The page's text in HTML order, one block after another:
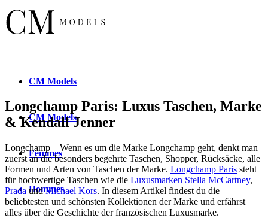
CM Models
CM Models
Femmes
Hommes
Longchamp Paris: Luxus Taschen, Marke
& Kendall Jenner
Longchamp – Wenn es um die Marke Longchamp geht, denkt man
zuerst an die besonders begehrte Taschen, Shopper, Rücksäcke, alle
Formen und Arten von Taschen der Marke. Longchamp Paris steht
für hochwertige Taschen wie die Luxusmarken Stella McCartney,
Prada undMichael Kors. In diesem Artikel findest du die
beliebtesten und schönsten Kollektionen der Marke und erfährst
alles über die Geschichte der französischen Luxusmarke.